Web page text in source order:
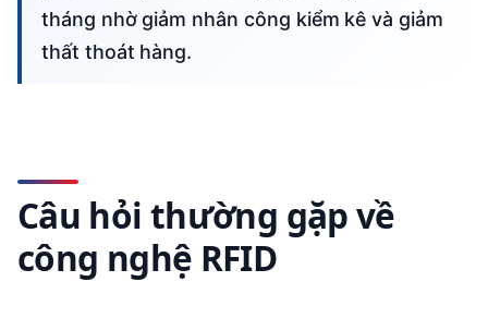
tháng nhờ giảm nhân công kiểm kê và giảm
thất thoát hàng.
Câu hỏi thường gặp về
công nghệ RFID